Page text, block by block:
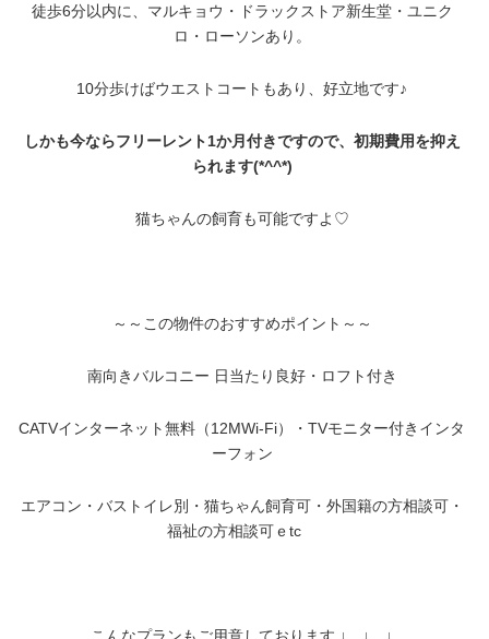
徒歩6分以内に、マルキョウ・ドラックストア新生堂・ユニク
ロ・ローソンあり。
10分歩けばウエストコートもあり、好立地です♪
しかも今ならフリーレント1か月付きですので、初期費用を抑え
られます(*^^*)
猫ちゃんの飼育も可能ですよ♡
～～ この物件のおすすめポイント～～
南向きバルコニー 日当たり良好・ロフト付き
CATVインターネット無料（12MWi-Fi）・TVモニター付きインタ
ーフォン
エアコン・バストイレ別・猫ちゃん飼育可・外国籍の方相談可・
福祉の方相談可ｅtc
こんなプランもご用意しております ↓ ↓ ↓